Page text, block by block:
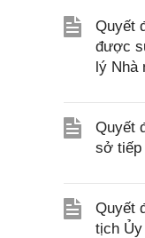
Quyết
được
lý Nhà
Quyết
sở tiếp
Quyết
tịch Ủy